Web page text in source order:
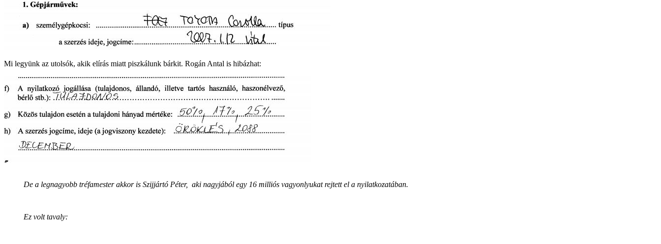
Mi legyünk az utolsók, akik elírás miatt piszkálunk bárkit. Rogán Antal is hibázhat:
De a legnagyobb tréfamester akkor is Szijjártó Péter, aki nagyjából egy 16 milliós vagyonlyukat rejtett el a nyilatkozatában.
Ez volt tavaly: